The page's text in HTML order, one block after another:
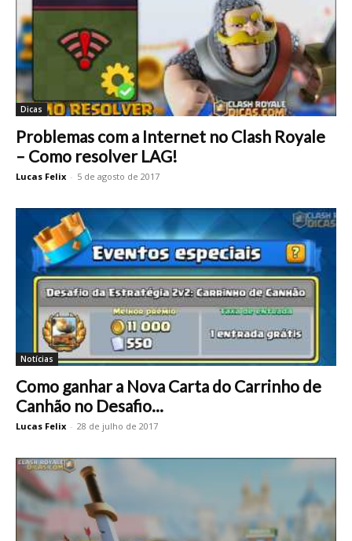
Dicas
Problemas com a Internet no Clash Royale
– Como resolver LAG!
Lucas Felix - 5 de agosto de 2017
Notícias
Como ganhar a Nova Carta do Carrinho de
Canhão no Desafio...
Lucas Felix - 28 de julho de 2017